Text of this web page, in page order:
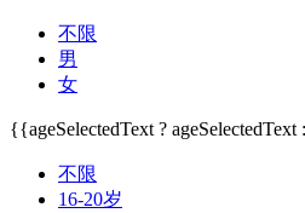
不限
男
女
{{ageSelectedText ?
不限
16-20岁